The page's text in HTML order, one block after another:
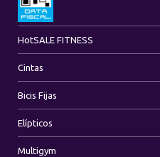
HotSALE FITNESS
Cintas
Bicis Fijas
Elípticos
Multigym